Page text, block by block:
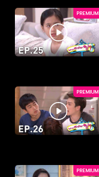
PREMIUM
PREMIUM
PREMIUM